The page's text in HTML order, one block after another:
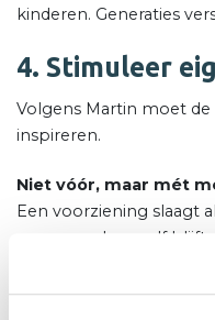
kinderen. Generaties
4. Stimuleer
Volgens Martin moet
inspireren.
Niet vóór, maar mét
Een voorziening slaagt
gemeenschap zelf blijft.